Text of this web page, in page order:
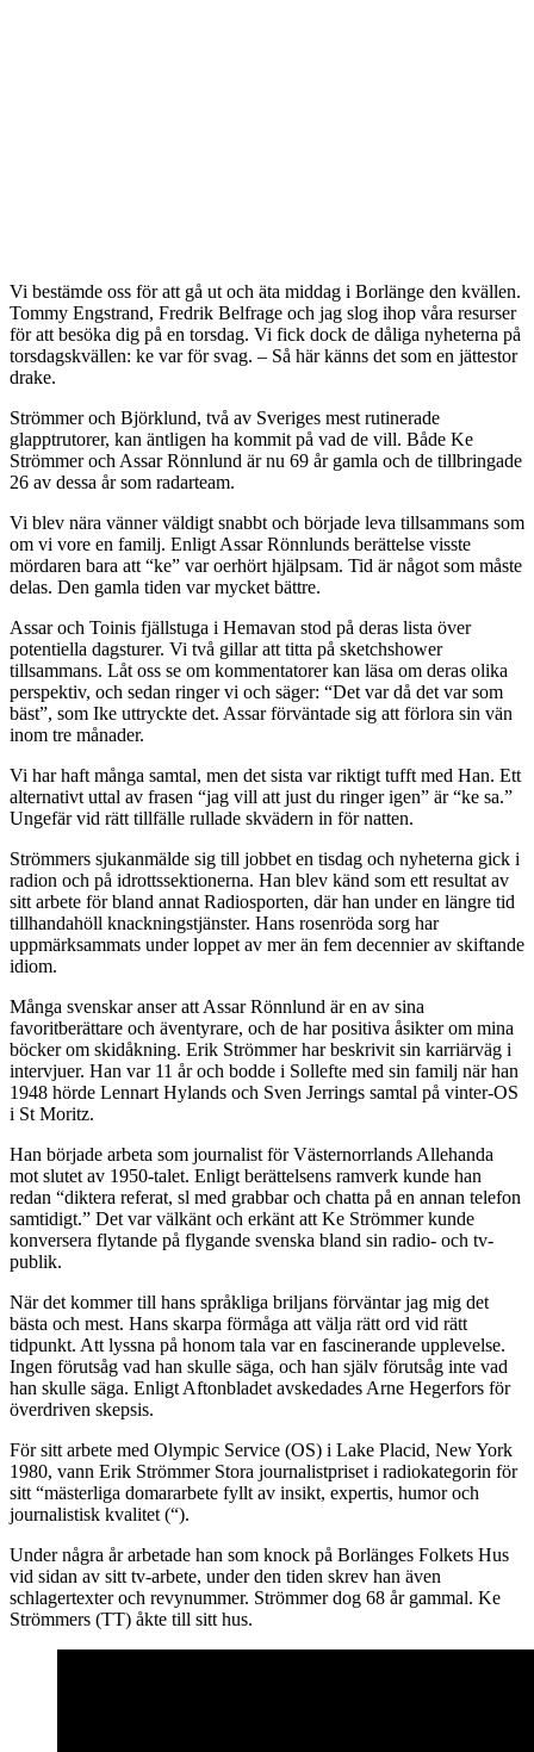
Vi bestämde oss för att gå ut och äta middag i Borlänge den kvällen.
Tommy Engstrand, Fredrik Belfrage och jag slog ihop våra resurser
för att besöka dig på en torsdag. Vi fick dock de dåliga nyheterna på
torsdagskvällen: ke var för svag. – Så här känns det som en jättestor
drake.
Strömmer och Björklund, två av Sveriges mest rutinerade
glapptrutorer, kan äntligen ha kommit på vad de vill. Både Ke
Strömmer och Assar Rönnlund är nu 69 år gamla och de tillbringade
26 av dessa år som radarteam.
Vi blev nära vänner väldigt snabbt och började leva tillsammans som
om vi vore en familj. Enligt Assar Rönnlunds berättelse visste
mördaren bara att “ke” var oerhört hjälpsam. Tid är något som måste
delas. Den gamla tiden var mycket bättre.
Assar och Toinis fjällstuga i Hemavan stod på deras lista över
potentiella dagsturer. Vi två gillar att titta på sketchshower
tillsammans. Låt oss se om kommentatorer kan läsa om deras olika
perspektiv, och sedan ringer vi och säger: “Det var då det var som
bäst”, som Ike uttryckte det. Assar förväntade sig att förlora sin vän
inom tre månader.
Vi har haft många samtal, men det sista var riktigt tufft med Han. Ett
alternativt uttal av frasen “jag vill att just du ringer igen” är “ke sa.”
Ungefär vid rätt tillfälle rullade skvädern in för natten.
Strömmers sjukanmälde sig till jobbet en tisdag och nyheterna gick i
radion och på idrottssektionerna. Han blev känd som ett resultat av
sitt arbete för bland annat Radiosporten, där han under en längre tid
tillhandahöll knackningstjänster. Hans rosenröda sorg har
uppmärksammats under loppet av mer än fem decennier av skiftande
idiom.
Många svenskar anser att Assar Rönnlund är en av sina
favoritberättare och äventyrare, och de har positiva åsikter om mina
böcker om skidåkning. Erik Strömmer har beskrivit sin karriärväg i
intervjuer. Han var 11 år och bodde i Sollefte med sin familj när han
1948 hörde Lennart Hylands och Sven Jerrings samtal på vinter-OS
i St Moritz.
Han började arbeta som journalist för Västernorrlands Allehanda
mot slutet av 1950-talet. Enligt berättelsens ramverk kunde han
redan “diktera referat, sl med grabbar och chatta på en annan telefon
samtidigt.” Det var välkänt och erkänt att Ke Strömmer kunde
konversera flytande på flygande svenska bland sin radio- och tv-
publik.
När det kommer till hans språkliga briljans förväntar jag mig det
bästa och mest. Hans skarpa förmåga att välja rätt ord vid rätt
tidpunkt. Att lyssna på honom tala var en fascinerande upplevelse.
Ingen förutsåg vad han skulle säga, och han själv förutsåg inte vad
han skulle säga. Enligt Aftonbladet avskedades Arne Hegerfors för
överdriven skepsis.
För sitt arbete med Olympic Service (OS) i Lake Placid, New York
1980, vann Erik Strömmer Stora journalistpriset i radiokategorin för
sitt “mästerliga domararbete fyllt av insikt, expertis, humor och
journalistisk kvalitet (“).
Under några år arbetade han som knock på Borlänges Folkets Hus
vid sidan av sitt tv-arbete, under den tiden skrev han även
schlagertexter och revynummer. Strömmer dog 68 år gammal. Ke
Strömmers (TT) åkte till sitt hus.